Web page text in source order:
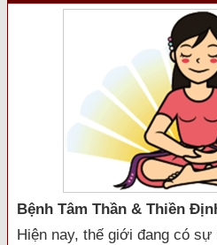
Bệnh Tâm Thần & Thiền
Hiện nay, thế giới đang có